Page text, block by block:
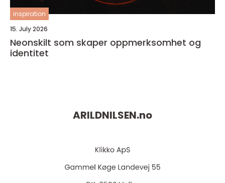
inspiration
15. July 2026
Neonskilt som skaper oppmerksomhet og
identitet
ARILDNILSEN.no